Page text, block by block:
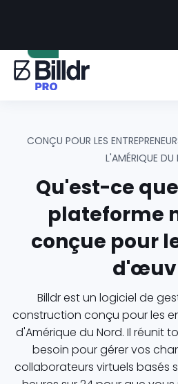
CONÇU POUR LES
L'AMÉRIQUE DU
Qu'est-ce que
plateforme
conçue pour
Billdr est un logiciel de
construction conçu pour les
d'Amérique du Nord. Il réunit
besoin pour gérer vos
collaborateurs virtuels basés